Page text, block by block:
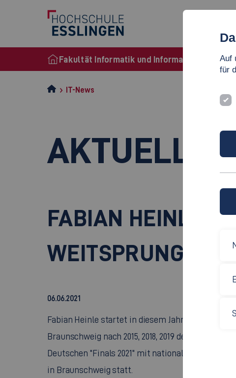
Fakultät Informatik und Informationstechnik
IT-News
AKTUELLES
FABIAN HEINLE
WEITSPRUNG
06.06.2021
Fabian Heinle startet in diesem Jahr ein
Braunschweig nach 2015, 2018, 2019 den 4.
Deutschen "Finals 2021" mit nationalen
in Braunschweig statt.
Auf
für